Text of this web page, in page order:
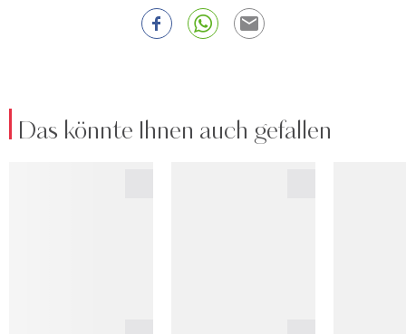
Das könnte Ihnen auch gefallen